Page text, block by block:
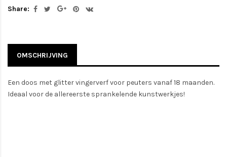
Share:
OMSCHRIJVING
Een doos met glitter vingerverf voor peuters vanaf 18 maanden.
Ideaal voor de allereerste sprankelende kunstwerkjes!